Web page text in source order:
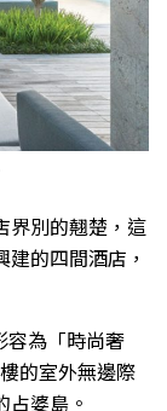
界別的翹楚，這
的四間酒店，
容為「時尚奢
的室外無邊際
婆島。